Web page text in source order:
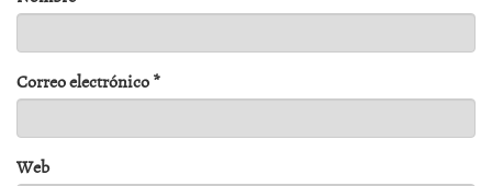
Correo electrónico*
Web